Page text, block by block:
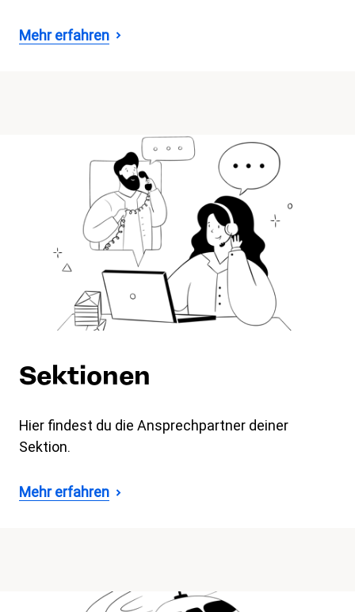
Mehr erfahren
Sektionen
Hier findest du die Ansprechpartner deiner
Sektion.
Mehr erfahren